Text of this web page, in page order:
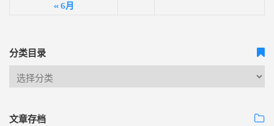
« 6月
分类目录
文章存档